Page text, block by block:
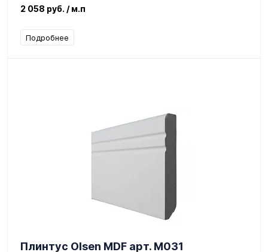
2 058 руб. / м.п
Подробнее
Плинтус Olsen MDF арт. М031